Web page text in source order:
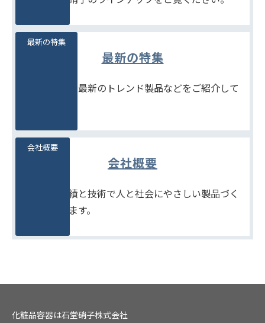
最新の特集
季節商品や、最新のトレンド製品などをご紹介して
最新の特集
会社概要
たしかな実績と技術で人と社会にやさしい製品づく
りをめざします。
会社概要
化粧品容器は石堂硝子株式会社